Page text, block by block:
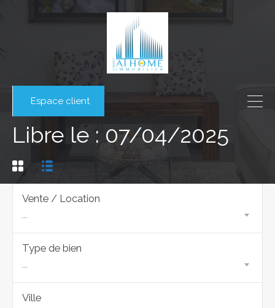
Espace client
Libre le : 07/04/2025
Vente / Location
...
Type de bien
...
Ville